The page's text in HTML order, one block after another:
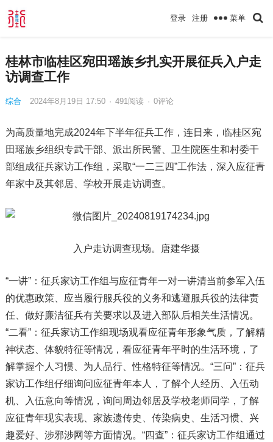
登录 注册 菜单
桂林市临桂区宛田瑶族乡扎实开展征兵入户走
访调查工作
综合 2024年8月19日 17:50 · 491 阅读 · 0评论
为高质量地完成2024年下半年征兵工作，连日来，临桂区宛
田瑶族乡组织专武干部、派出所民警、卫生院医生和村委干
部组成征兵家访工作组，采取“一二三四”工作法，深入应征青
年家中及其邻居、学校开展走访调查。
入户走访调查现场。唐建华摄
“一讲”：征兵家访工作组与应征青年一对一讲清当前参军入伍
的优惠政策、应当履行服兵役的义务和逃避服兵役的法律责
任、做好廉洁征兵有关要求以及进入部队后相关生活情况。
“二看”：征兵家访工作组现场观看应征青年形象气质，了解精
神状态、体貌特征等情况，看应征青年平时的生活环境，了
解掌握个人习惯、为人品行、性格特征等情况。“三问”：征兵
家访工作组仔细询问应征青年本人，了解个人经历、入伍动
机、入伍意向等情况，询问周边邻居及学校老师同学，了解
应征青年现实表现、家族遗传史、传染病史、生活习惯、兴
趣爱好、涉邪涉网等方面情况。“四查”：征兵家访工作组通过